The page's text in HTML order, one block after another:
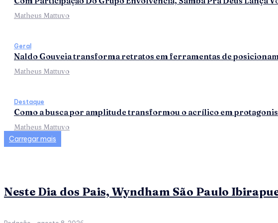
Matheus Mattuvo
Geral
Naldo Gouveia transforma retratos em ferramentas de
Matheus Mattuvo
Destaque
Como a busca por amplitude transformou o acrílico em
Matheus Mattuvo
Carregar mais
Neste Dia dos Pais, Wyndham São Paulo